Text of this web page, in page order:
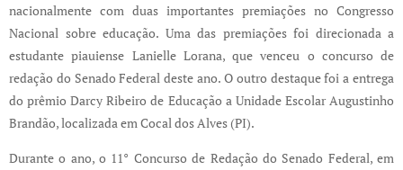
nacionalmente com duas importantes premiações no Congresso
Nacional sobre educação. Uma das premiações foi direcionada a
estudante piauiense Lanielle Lorana, que venceu o concurso de
redação do Senado Federal deste ano. O outro destaque foi a entrega
do prêmio Darcy Ribeiro de Educação a Unidade Escolar Augustinho
Brandão, localizada em Cocal dos Alves (PI).
Durante o ano, o 11° Concurso de Redação do Senado Federal, em